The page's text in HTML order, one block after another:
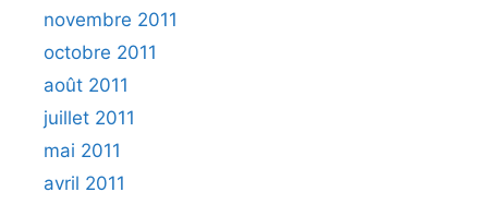
novembre 2011
octobre 2011
août 2011
juillet 2011
mai 2011
avril 2011